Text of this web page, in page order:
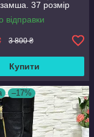
замша. 37 розмір
відправки
3 800 ₴
Купити
–17%